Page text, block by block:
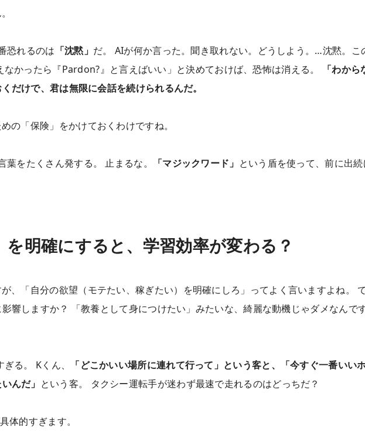
恐れるのは 「沈黙」 だ。 AIが何か言った。聞き取れない。どうしよう。…沈黙。こ
かったら『Pardon?』と言えばいい」と決めておけば、恐怖は消える。
「わから
だけで、君は無限に会話を続けられるんだ。
の「保険」をかけておくわけですね。
をたくさん発する。 止まるな。 「マジックワード」 という盾を使って、前に出
明確にすると、学習効率が変わる？
、「自分の欲望（モテたい、稼ぎたい）を明確にしろ」ってよく言いますよね。
響しますか？ 「教養として身につけたい」みたいな、綺麗な動機じゃダメなんで
る。 Kくん、
「どこかいい場所に連れて行って」という客と、「今すぐ一番いい
んだ」 という客。 タクシー運転手が迷わず最速で走れるのはどっちだ？
体的すぎます。